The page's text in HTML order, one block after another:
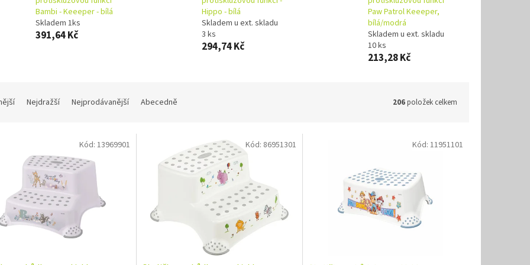
Bambi - Keeeper - bílá
Skladem 1ks
391,64 Kč
Hippo - bílá
Skladem u ext. skladu
3 ks
294,74 Kč
Paw Patrol Keeeper,
bílá/modrá
Skladem u ext. skladu
10 ks
213,28 Kč
Nejdražší Nejprodávanější Abecedně 206položek celkem
Kód: 13969901 Kód: 86951301 Kód: 11951101